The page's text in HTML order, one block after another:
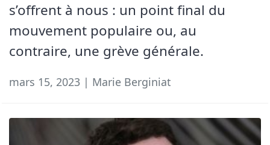
s’offrent à nous : un point final du
mouvement populaire ou, au
contraire, une grève générale.
mars 15, 2023 | Marie Berginiat